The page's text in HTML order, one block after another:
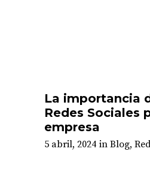
La importancia
Redes Sociales
empresa
5 abril, 2024 in Blog,